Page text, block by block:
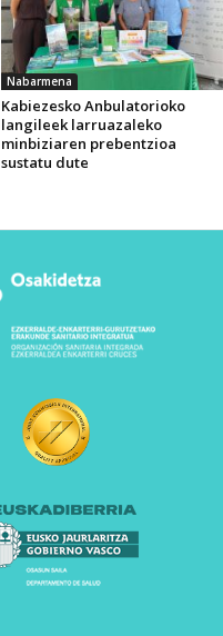
Nabarmena
Kabiezesko Anbulatorioko
langileek larruazaleko
minbiziaren prebentzioa
sustatu dute